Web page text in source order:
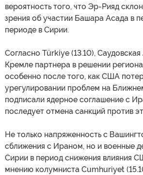
вероятность того, что Эр-Рияд
зрения об участии Башара Асада в
периоде в Сирии.
Согласно Türkiye (13.10), Саудовская
Кремле партнера в решении
особенно после того, как США
урегулировании проблем на
подписали ядерное соглашение с
последует отмена санкций против
Не только напряженность с
сближения с Ираном, но и военные
Сирии в период снижения влияния
мнению колумниста Cumhuriyet